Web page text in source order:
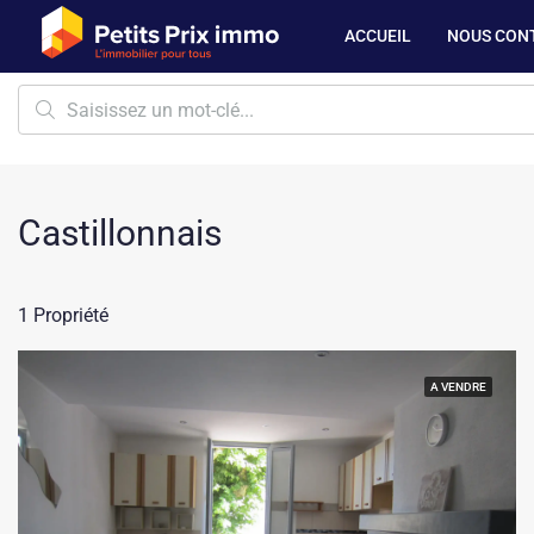
ACCUEIL NOUS
Castillonnais
1 Propriété
A VENDRE